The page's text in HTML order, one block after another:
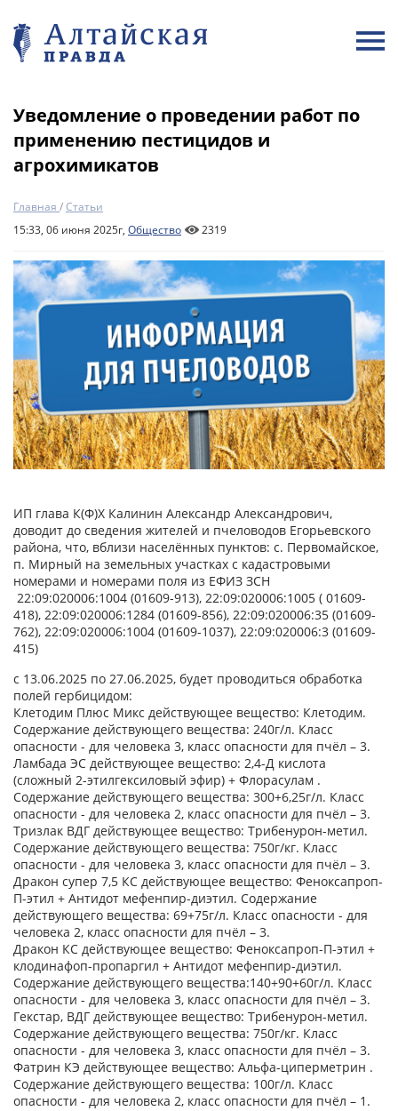
Уведомление о проведении работ по
применению пестицидов и
агрохимикатов
Главная /Статьи
15:33, 06 июня 2025г, Общество 2319
ИП глава К(Ф)Х Калинин Александр Александрович,
доводит до сведения жителей и пчеловодов Егорьевского
района, что, вблизи населённых пунктов: с. Первомайское,
п. Мирный на земельных участках с кадастровыми
номерами и номерами поля из ЕФИЗ ЗСН
22:09:020006:1004 (01609-913), 22:09:020006:1005 ( 01609-
418), 22:09:020006:1284 (01609-856), 22:09:020006:35 (01609-
762), 22:09:020006:1004 (01609-1037), 22:09:020006:3 (01609-
415)
с 13.06.2025 по 27.06.2025, будет проводиться обработка
полей гербицидом:
Клетодим Плюс Микс действующее вещество: Клетодим.
Содержание действующего вещества: 240г/л. Класс
опасности - для человека 3, класс опасности для пчёл – 3.
Ламбада ЭС действующее вещество: 2,4-Д кислота
(сложный 2-этилгексиловый эфир) + Флорасулам .
Содержание действующего вещества: 300+6,25г/л. Класс
опасности - для человека 2, класс опасности для пчёл – 3.
Тризлак ВДГ действующее вещество: Трибенурон-метил.
Содержание действующего вещества: 750г/кг. Класс
опасности - для человека 3, класс опасности для пчёл – 3.
Дракон супер 7,5 КС действующее вещество: Феноксапроп-
П-этил + Антидот мефенпир-диэтил. Содержание
действующего вещества: 69+75г/л. Класс опасности - для
человека 2, класс опасности для пчёл – 3.
Дракон КС действующее вещество: Феноксапроп-П-этил +
клодинафоп-пропаргил + Антидот мефенпир-диэтил.
Содержание действующего вещества:140+90+60г/л. Класс
опасности - для человека 3, класс опасности для пчёл – 3.
Гекстар, ВДГ действующее вещество: Трибенурон-метил.
Содержание действующего вещества: 750г/кг. Класс
опасности - для человека 3, класс опасности для пчёл – 3.
Фатрин КЭ действующее вещество: Альфа-циперметрин .
Содержание действующего вещества: 100г/л. Класс
опасности - для человека 2, класс опасности для пчёл – 1.